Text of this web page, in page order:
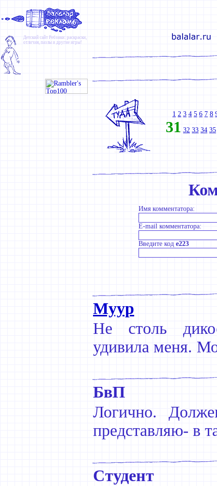
Детский сайт Ребзики: раскраски,
отличия, пазлы и другие игры!
1 2 3 4 5 6 7 8
31 32 33 34 35
Имя комментатора:
E-mail комментатора:
Введите код e223
Муур
Не столь
удивила меня.
БвП
Логично.
представляю- в
Студент